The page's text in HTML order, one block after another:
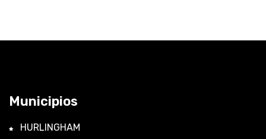
Municipios
HURLINGHAM